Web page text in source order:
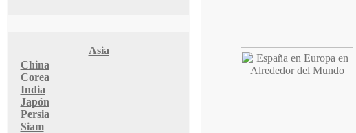
Asia
China
Corea
India
Japón
Persia
Siam